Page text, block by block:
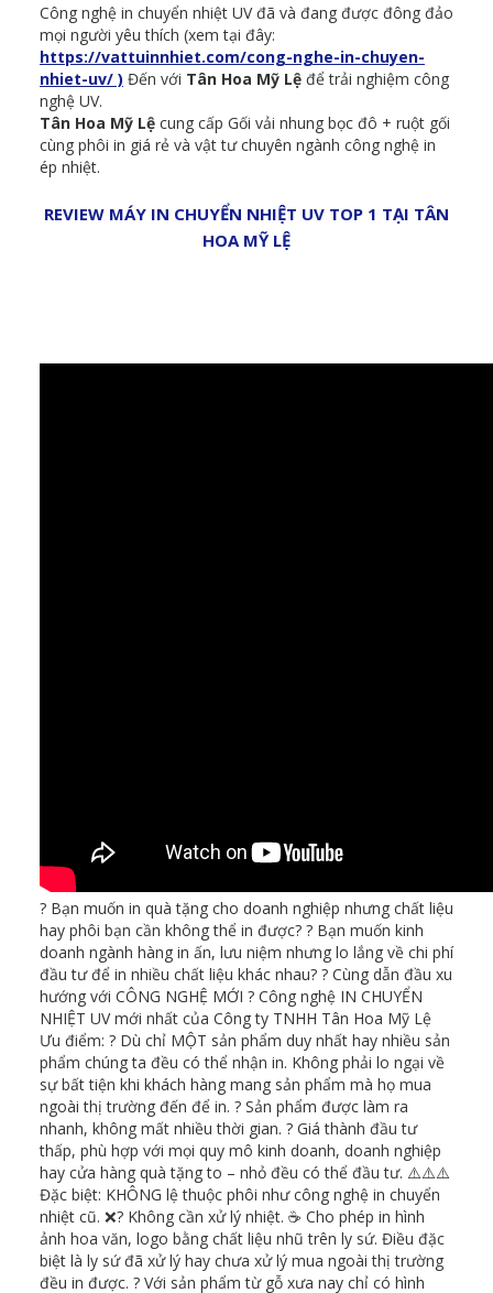
Công nghệ in chuyển nhiệt UV đã và đang được đông đảo
mọi người yêu thích (xem tại đây:
https://vattuinnhiet.com/cong-nghe-in-chuyen-
nhiet-uv/ ) Đến với Tân Hoa Mỹ Lệ để trải nghiệm công
nghệ UV.
Tân Hoa Mỹ Lệ cung cấp Gối vải nhung bọc đô + ruột gối
cùng phôi in giá rẻ và vật tư chuyên ngành công nghệ in
ép nhiệt.
REVIEW MÁY IN CHUYỂN NHIỆT UV TOP 1 TẠI TÂN
HOA MỸ LỆ
? Bạn muốn in quà tặng cho doanh nghiệp nhưng chất liệu
hay phôi bạn cần không thể in được? ? Bạn muốn kinh
doanh ngành hàng in ấn, lưu niệm nhưng lo lắng về chi phí
đầu tư để in nhiều chất liệu khác nhau? ? Cùng dẫn đầu xu
hướng với CÔNG NGHỆ MỚI ? Công nghệ IN CHUYỂN
NHIỆT UV mới nhất của Công ty TNHH Tân Hoa Mỹ Lệ
Ưu điểm: ? Dù chỉ MỘT sản phẩm duy nhất hay nhiều sản
phẩm chúng ta đều có thể nhận in. Không phải lo ngại về
sự bất tiện khi khách hàng mang sản phẩm mà họ mua
ngoài thị trường đến để in. ? Sản phẩm được làm ra
nhanh, không mất nhiều thời gian. ? Giá thành đầu tư
thấp, phù hợp với mọi quy mô kinh doanh, doanh nghiệp
hay cửa hàng quà tặng to – nhỏ đều có thể đầu tư. ⚠️⚠️⚠️
Đặc biệt: KHÔNG lệ thuộc phôi như công nghệ in chuyển
nhiệt cũ. ❌? Không cần xử lý nhiệt. ☕ Cho phép in hình
ảnh hoa văn, logo bằng chất liệu nhũ trên ly sứ. Điều đặc
biệt là ly sứ đã xử lý hay chưa xử lý mua ngoài thị trường
đều in được. ? Với sản phẩm từ gỗ xưa nay chỉ có hình